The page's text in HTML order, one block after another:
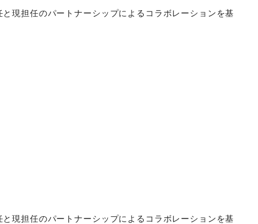
現担任のパートナーシップによるコラボレーションを基
現担任のパートナーシップによるコラボレーションを基